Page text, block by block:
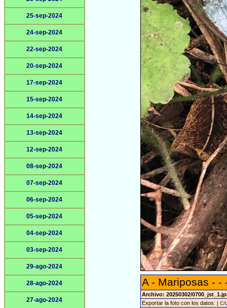
25-sep-2024
24-sep-2024
22-sep-2024
20-sep-2024
17-sep-2024
15-sep-2024
14-sep-2024
13-sep-2024
12-sep-2024
08-sep-2024
07-sep-2024
06-sep-2024
05-sep-2024
04-sep-2024
03-sep-2024
29-ago-2024
28-ago-2024
27-ago-2024
A - Mariposas - -
Archivo: 20250302/
Exportar la foto con los datos: [ C/